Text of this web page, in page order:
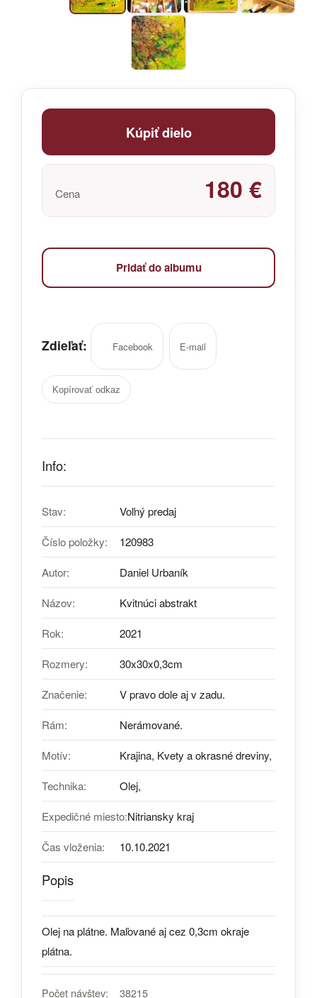
Kúpiť dielo
Cena 180 €
Pridať do albumu
Zdieľať: Facebook E-mail
Kopírovať odkaz
Info:
Stav: Voľný predaj
Číslo položky: 120983
Autor: Daniel Urbaník
Názov: Kvitnúci abstrakt
Rok: 2021
Rozmery: 30x30x0,3cm
Značenie: V pravo dole aj v zadu.
Rám: Nerámované.
Motív: Krajina, Kvety a okrasné dreviny,
Technika: Olej,
Expedičné miesto:Nitriansky kraj
Čas vloženia: 10.10.2021
Popis
Olej na plátne. Maľované aj cez 0,3cm okraje
plátna.
Počet návštev: 38215